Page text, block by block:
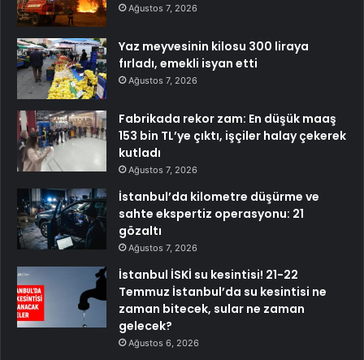
Ağustos 7, 2026
Yaz meyvesinin kilosu 300 liraya
fırladı, emekli isyan etti
Ağustos 7, 2026
Fabrikada rekor zam: En düşük maaş
153 bin TL’ye çıktı, işçiler halay çekerek
kutladı
Ağustos 7, 2026
İstanbul’da kilometre düşürme ve
sahte ekspertiz operasyonu: 21
gözaltı
Ağustos 7, 2026
İstanbul İSKİ su kesintisi! 21-22
Temmuz İstanbul’da su kesintisi ne
zaman bitecek, sular ne zaman
gelecek?
Ağustos 6, 2026